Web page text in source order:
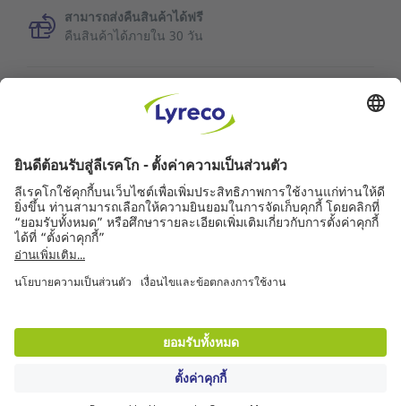
สามารถส่งคืนสินค้าได้ฟรี
คืนสินค้าได้ภายใน 30 วัน
ข่าวลีเรคโก
คู่ค้า
Privacy Settings